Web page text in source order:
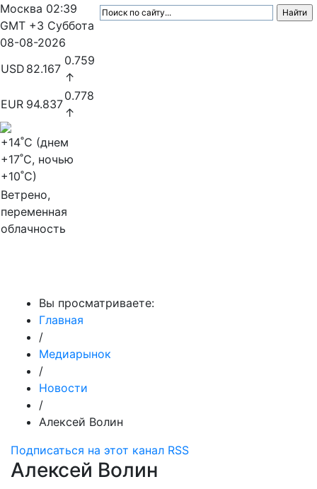
Москва 02:39
GMT +3 Суббота
08-08-2026
USD 82.167
0.759
↑
EUR 94.837
0.778
↑
+14˚C (днем
+17˚C, ночью
+10˚C)
Ветрено,
переменная
облачность
Вы просматриваете:
Главная
/
Медиарынок
/
Новости
/
Алексей Волин
Подписаться на этот канал RSS
Алексей Волин